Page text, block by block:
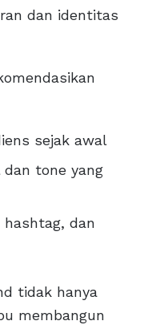
dan identitas
sejak awal
dan tone yang
dan
tidak hanya
membangun